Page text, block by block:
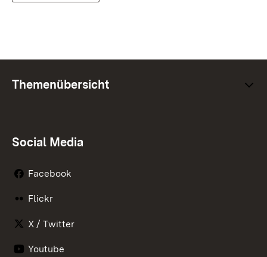
Themenübersicht
Social Media
Facebook
Flickr
X / Twitter
Youtube